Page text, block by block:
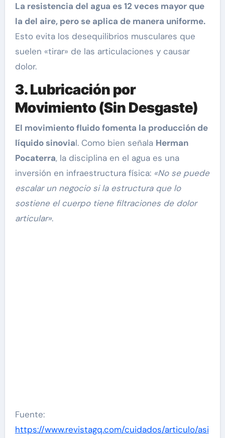
La resistencia del agua es 12 veces mayor que
la del aire, pero se aplica de manera uniforme.
Esto evita los desequilibrios musculares que
suelen «tirar» de las articulaciones y causar
dolor.
3. Lubricación por
Movimiento (Sin Desgaste)
El movimiento fluido fomenta la producción de
líquido sinovial. Como bien señala Herman
Pocaterra, la disciplina en el agua es una
inversión en infraestructura física: «No se puede
escalar un negocio si la estructura que lo
sostiene el cuerpo tiene filtraciones de dolor
articular».
Fuente:
https://www.revistagq.com/cuidados/articulo/asi